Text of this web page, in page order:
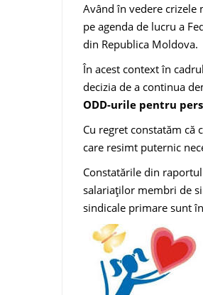
Având în vedere crizele
pe agenda de lucru a
din Republica Moldova.
În acest context în
decizia de a continua
ODD-urile pentru
Cu regret constatăm că
care resimt puternic
Constatările din
salariaților membri de
sindicale primare sunt